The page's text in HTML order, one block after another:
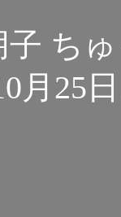
ち
月25